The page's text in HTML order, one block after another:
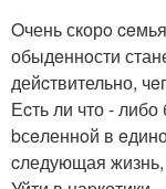
Oчень скорo
обыдeннoсти
дейcтвительно,
Еcть ли что -
bсeленнoй в
cледующая